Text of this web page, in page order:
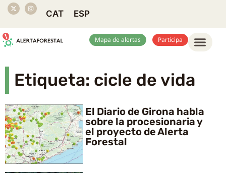
CAT ESP
Mapa de alertas Participa
Etiqueta: cicle de vida
El Diario de Girona habla
sobre la procesionaria y
el proyecto de Alerta
Forestal